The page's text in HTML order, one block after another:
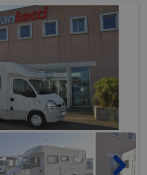
AGOSTO SIAMO CHIUSI IL
POMERIGGIO
ENTRO IL 31.08
DI SETTEMBRE